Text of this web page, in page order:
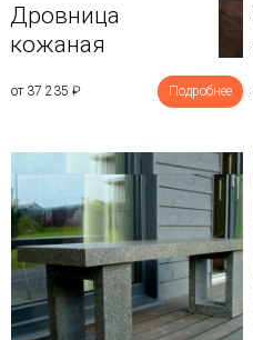
Дровница
кожаная
от 37 235 ₽ Подробнее